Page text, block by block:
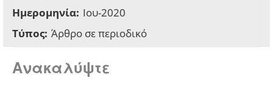
Ημερομηνία: Ιου-2020
Τύπος: Άρθρο σε περιοδικό
Ανακαλύψτε